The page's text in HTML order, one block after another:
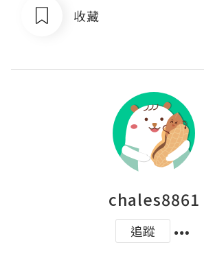
收藏
chales8861
追蹤